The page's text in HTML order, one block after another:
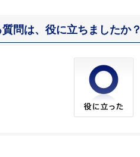
問は、役に立ちましたか？